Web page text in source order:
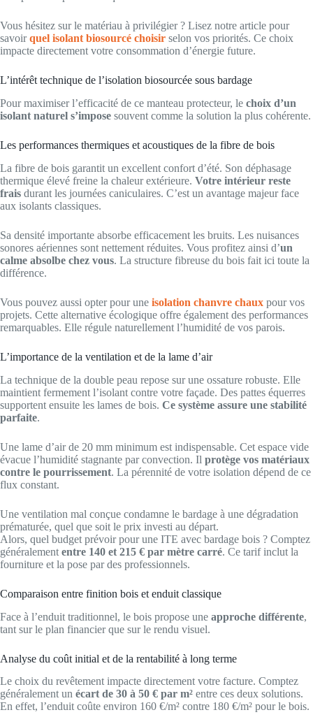
Vous hésitez sur le matériau à privilégier ? Lisez notre article pour
savoirquel isolant biosourcé choisir selon vos priorités. Ce choix
impacte directement votre consommation d’énergie future.
L’intérêt technique de l’isolation biosourcée sous bardage
Pour maximiser l’efficacité de ce manteau protecteur, le choix d’un
isolant naturel s’impose souvent comme la solution la plus cohérente.
Les performances thermiques et acoustiques de la fibre de bois
La fibre de bois garantit un excellent confort d’été. Son déphasage
thermique élevé freine la chaleur extérieure. Votre intérieur reste
frais durant les journées caniculaires. C’est un avantage majeur face
aux isolants classiques.
Sa densité importante absorbe efficacement les bruits. Les nuisances
sonores aériennes sont nettement réduites. Vous profitez ainsi d’un
calme absolbe chez vous. La structure fibreuse du bois fait ici toute la
différence.
Vous pouvez aussi opter pour une isolation chanvre chaux pour vos
projets. Cette alternative écologique offre également des performances
remarquables. Elle régule naturellement l’humidité de vos parois.
L’importance de la ventilation et de la lame d’air
La technique de la double peau repose sur une ossature robuste. Elle
maintient fermement l’isolant contre votre façade. Des pattes équerres
supportent ensuite les lames de bois. Ce système assure une stabilité
parfaite.
Une lame d’air de 20 mm minimum est indispensable. Cet espace vide
évacue l’humidité stagnante par convection. Il protège vos matériaux
contre le pourrissement. La pérennité de votre isolation dépend de ce
flux constant.
Une ventilation mal conçue condamne le bardage à une dégradation
prématurée, quel que soit le prix investi au départ.
Alors, quel budget prévoir pour une ITE avec bardage bois ? Comptez
généralement entre 140 et 215 € par mètre carré. Ce tarif inclut la
fourniture et la pose par des professionnels.
Comparaison entre finition bois et enduit classique
Face à l’enduit traditionnel, le bois propose une approche différente,
tant sur le plan financier que sur le rendu visuel.
Analyse du coût initial et de la rentabilité à long terme
Le choix du revêtement impacte directement votre facture. Comptez
généralement un écart de 30 à 50 € par m² entre ces deux solutions.
En effet, l’enduit coûte environ 160 €/m² contre 180 €/m² pour le bois.